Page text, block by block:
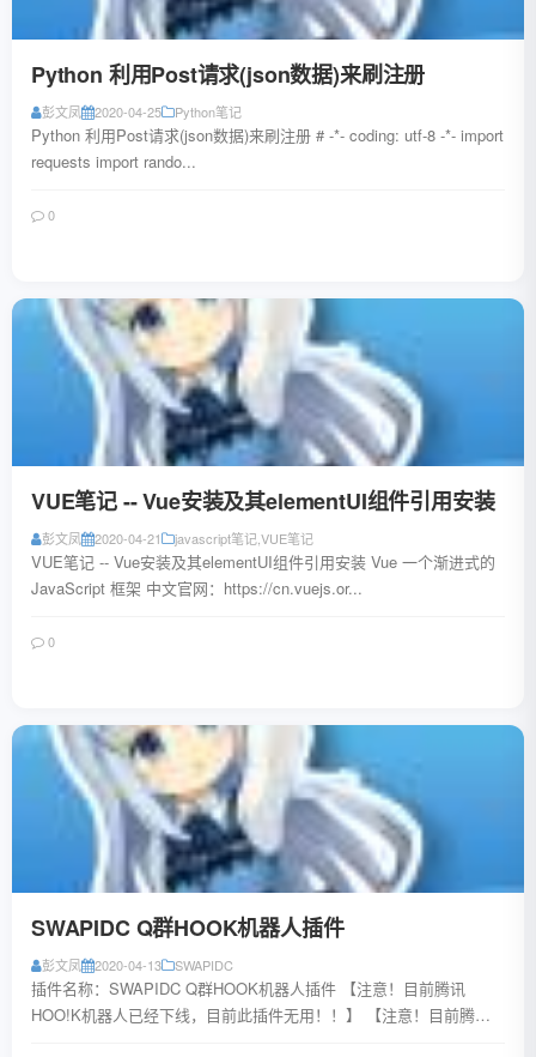
Python 利用Post请求(json数据)来刷注册
彭文凤 2020-04-25 Python笔记
Python 利用Post请求(json数据)来刷注册 # -*- coding: utf-8 -*- import
requests import rando...
0
VUE笔记 -- Vue安装及其elementUI组件引用安装
彭文凤 2020-04-21 javascript笔记VUE笔记
VUE笔记 -- Vue安装及其elementUI组件引用安装 Vue 一个渐进式的
JavaScript 框架 中文官网：https://cn.vuejs.or...
0
SWAPIDC Q群HOOK机器人插件
彭文凤 2020-04-13 SWAPIDC
插件名称：SWAPIDC Q群HOOK机器人插件 【注意！目前腾讯
HOO!K机器人已经下线，目前此插件无用！！】 【注意！目前腾讯